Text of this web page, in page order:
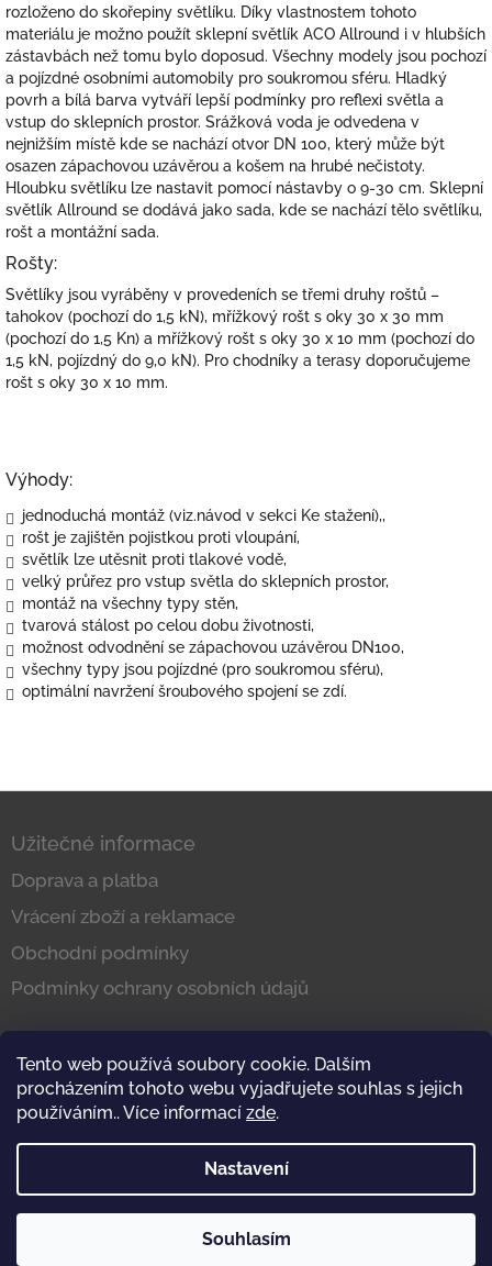
Tento web používá soubory cookie. Dalším
procházením tohoto webu vyjadřujete souhlas s jejich
používáním.. Více informací zde.
Nastavení
Souhlasím
rozloženo do skořepiny světlíku. Díky vlastnostem tohoto
materiálu je možno použít sklepní světlík ACO Allround i v hlubších
zástavbách než tomu bylo doposud. Všechny modely jsou pochozí
a pojízdné osobními automobily pro soukromou sféru. Hladký
povrh a bílá barva vytváří lepší podmínky pro reflexi světla a
vstup do sklepních prostor. Srážková voda je odvedena v
nejnižším místě kde se nachází otvor DN 100, který může být
osazen zápachovou uzávěrou a košem na hrubé nečistoty.
Hloubku světlíku lze nastavit pomocí nástavby o 9-30 cm. Sklepní
světlík Allround se dodává jako sada, kde se nachází tělo světlíku,
rošt a montážní sada.
Rošty:
Světlíky jsou vyráběny v provedeních se třemi druhy roštů –
tahokov (pochozí do 1,5 kN), mřížkový rošt s oky 30 x 30 mm
(pochozí do 1,5 Kn) a mřížkový rošt s oky 30 x 10 mm (pochozí do
1,5 kN, pojízdný do 9,0 kN). Pro chodníky a terasy doporučujeme
rošt s oky 30 x 10 mm.
Výhody:
jednoduchá montáž (viz.návod v sekci Ke stažení),,
rošt je zajištěn pojistkou proti vloupání,
světlík lze utěsnit proti tlakové vodě,
velký průřez pro vstup světla do sklepních prostor,
montáž na všechny typy stěn,
tvarová stálost po celou dobu životnosti,
možnost odvodnění se zápachovou uzávěrou DN100,
všechny typy jsou pojízdné (pro soukromou sféru),
optimální navržení šroubového spojení se zdí.
Užitečné informace
Doprava a platba
Vrácení zboží a reklamace
Obchodní podmínky
Podmínky ochrany osobních údajů
Kontakt
info@dubar.cz